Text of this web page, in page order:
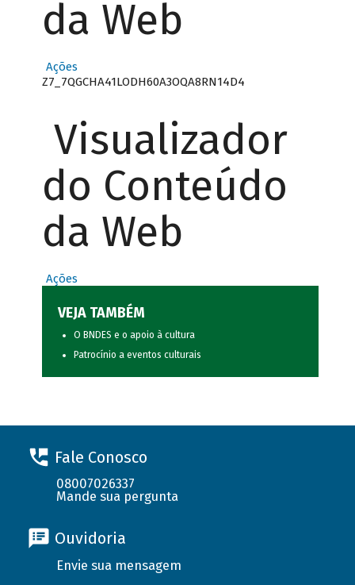
da Web
Ações
Z7_7QGCHA41LODH60A3OQA8RN14D4
Visualizador
do Conteúdo
da Web
Ações
VEJA TAMBÉM
O BNDES e o apoio à cultura
Patrocínio a eventos culturais
Fale Conosco
08007026337
Mande sua pergunta
Ouvidoria
Envie sua mensagem